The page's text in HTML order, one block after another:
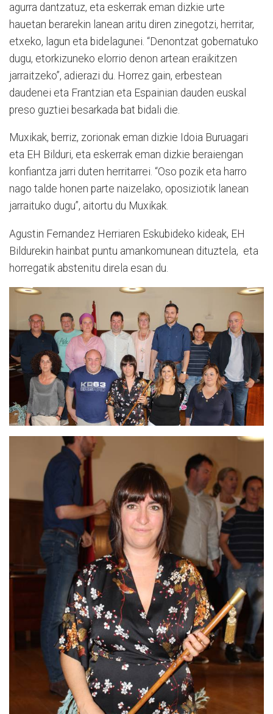
agurra dantzatuz, eta eskerrak eman dizkie urte
hauetan berarekin lanean aritu diren zinegotzi, herritar,
etxeko, lagun eta bidelagunei. “Denontzat gobernatuko
dugu, etorkizuneko elorrio denon artean eraikitzen
jarraitzeko”, adierazi du. Horrez gain, erbestean
daudenei eta Frantzian eta Espainian dauden euskal
preso guztiei besarkada bat bidali die.
Muxikak, berriz, zorionak eman dizkie Idoia Buruagari
eta EH Bilduri, eta eskerrak eman dizkie beraiengan
konfiantza jarri duten herritarrei. “Oso pozik eta harro
nago talde honen parte naizelako, oposiziotik lanean
jarraituko dugu”, aitortu du Muxikak.
Agustin Fernandez Herriaren Eskubideko kideak, EH
Bildurekin hainbat puntu amankomunean dituztela, eta
horregatik abstenitu direla esan du.